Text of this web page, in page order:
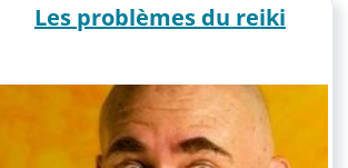
Les problèmes du reiki